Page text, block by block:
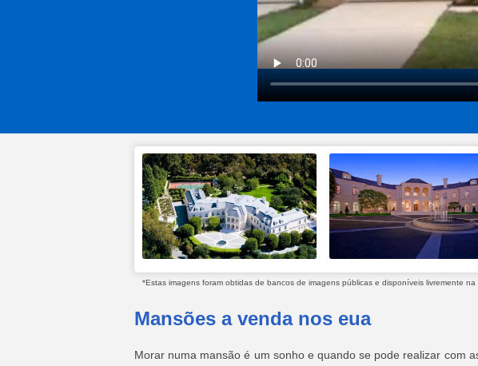
*Estas imagens foram obtidas de bancos de imagens públicas e disponíveis livremente na
Mansões a venda nos eua
Morar numa mansão é um sonho e quando se pode realizar com